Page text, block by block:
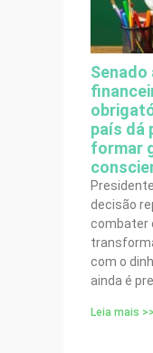
Senado
país dá
formar
decisão
combater
com o
ainda é
Leia mais >>